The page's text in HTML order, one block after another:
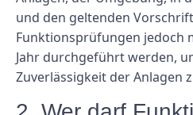
und den geltenden
Funktionsprüfungen jedoch
Jahr durchgeführt werden,
Zuverlässigkeit der Anlagen